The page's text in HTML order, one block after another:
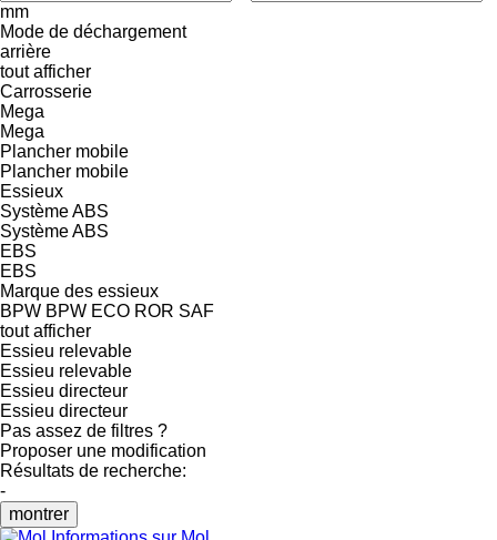
mm
Mode de déchargement
arrière
tout afficher
Carrosserie
Mega
Mega
Plancher mobile
Plancher mobile
Essieux
Système ABS
Système ABS
EBS
EBS
Marque des essieux
BPW BPW ECO ROR SAF
tout afficher
Essieu relevable
Essieu relevable
Essieu directeur
Essieu directeur
Pas assez de filtres ?
Proposer une modification
Résultats de recherche:
-
montrer